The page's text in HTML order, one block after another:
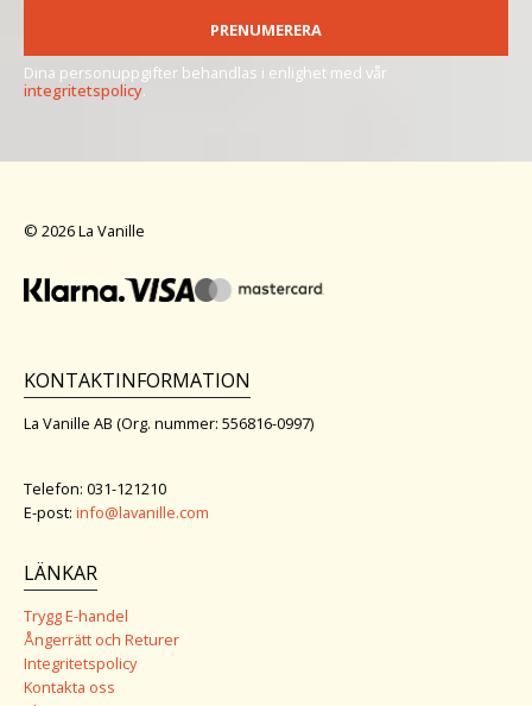
PRENUMERERA
Dina personuppgifter behandlas i enlighet med vår
integritetspolicy.
© 2026 La Vanille
KONTAKTINFORMATION
La Vanille AB (Org. nummer: 556816-0997)
Telefon: 031-121210
E-post: info@lavanille.com
LÄNKAR
Trygg E-handel
Ångerrätt och Returer
Integritetspolicy
Kontakta oss